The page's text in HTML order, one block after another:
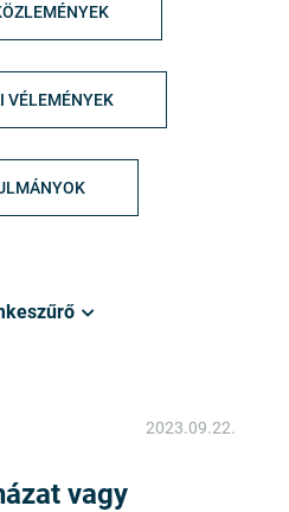
VÉLEMÉNYEK
2023.09.22.
vagy